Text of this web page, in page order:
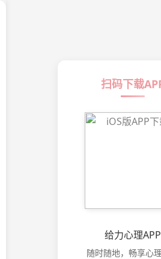
扫码下载
给力心理APP
随时随地，畅享心